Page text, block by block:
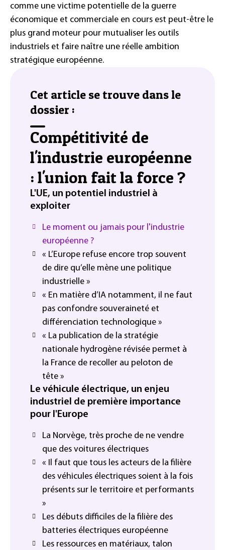
comme une victime potentielle de la guerre
économique et commerciale en cours est peut-être le
plus grand moteur pour mutualiser les outils
industriels et faire naître une réelle ambition
stratégique européenne.
Cet article se trouve dans le
dossier :
Compétitivité de
l'industrie européenne
: l'union fait la force ?
L'UE, un potentiel industriel à
exploiter
Le moment ou jamais pour l'industrie
européenne ?
« L’Europe refuse encore trop souvent
de dire qu’elle mène une politique
industrielle »
« En matière d’IA notamment, il ne faut
pas confondre souveraineté et
différenciation technologique »
« La publication de la stratégie
nationale hydrogène révisée permet à
la France de recoller au peloton de
tête »
Le véhicule électrique, un enjeu
industriel de première importance
pour l'Europe
La Norvège, très proche de ne vendre
que des voitures électriques
« Il faut que tous les acteurs de la filière
des véhicules électriques soient à la fois
présents sur le territoire et performants
»
Les débuts difficiles de la filière des
batteries électriques européenne
Les ressources en matériaux, talon